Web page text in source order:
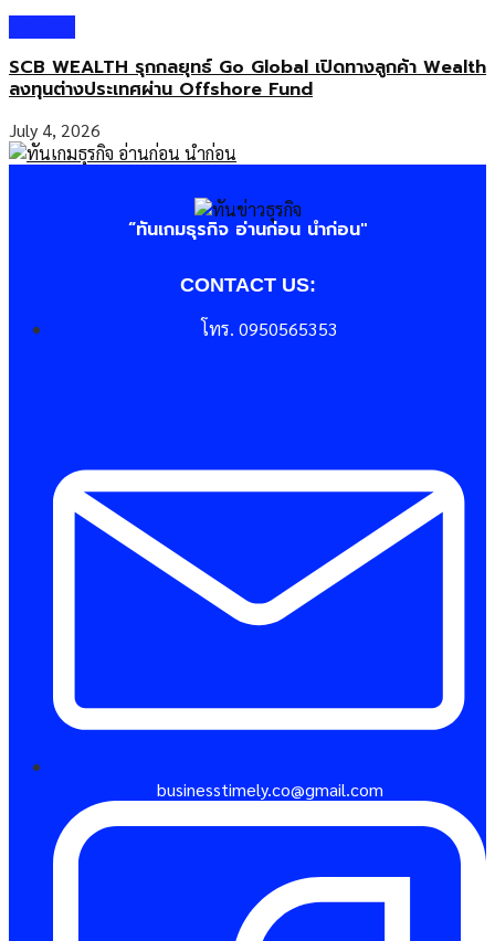
SCB WEALTH รุกกลยุทธ์ Go Global เปิดทางลูกค้า Wealth
ลงทุนต่างประเทศผ่าน Offshore Fund
July 4, 2026
“ทันเกมธุรกิจ อ่านก่อน นำก่อน"
CONTACT US:
โทร. 0950565353
businesstimely.co@gmail.com